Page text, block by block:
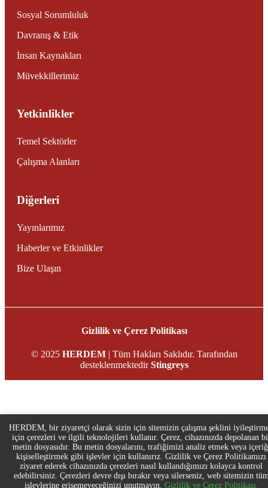
Sosyal Sorumluluk
Davranış & Etik
İnsan Kaynakları
Müvekkillerimiz
Yetkinlikler
Temel Sektörler
Çalışma Alanları
Diğerleri
Yayınlarımız
Haberler ve Etkinlikler
Bize Ulaşın
Gizlilik ve Çerez Politikası
© 2025 HERDEM | Tüm Hakları Saklıdır. Tarafından
desteklenmektedirStingreys
HERDEM, bir ziyaretçi olarak sizin için sitemizin çalışma şeklini
için çerezleri ve ilgili teknolojileri kullanır. Çerez, cihazınızda depolanan
metin dosyasıdır. Bu metin dosyalarını, trafiğimizi analiz etmek veya
kişiselleştirmek gibi işlevler için kullanırız. Gizlilik ve Çerez Politikamızı
ziyaret ederek cihazınızda çerezleri nasıl kullandığımızı kolayca kontrol
edebilirsiniz. Çerezleri devre dışı bırakır veya silerseniz, web sitemizin
işlevlerine erişemeyeceğinizi unutmayın. Gizlilik ve Çerez Politikası.